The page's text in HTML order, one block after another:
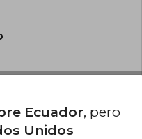
edición es Tapa
Ecuador, pero
Unidos